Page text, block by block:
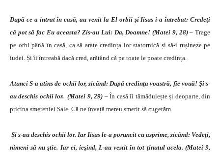
După ce a intrat în casă, au venit la El orbii şi Iisus i-a întrebat: Credeţi
că pot să fac Eu aceasta? Zis-au Lui: Da, Doamne! (Matei 9, 28)– Trage
pe orbi până în casă, ca să arate credința lor statornică și să-i rușineze pe
iudei. Și îi întreabă dacă cred, arătând că pe toate le poate credința.
Atunci S-a atins de ochii lor, zicând: După credinţa voastră, fie vouă! Şi s-
au deschis ochii lor. (Matei 9, 29) –În casă îi tămăduiește și deoparte, din
pricina smereniei Sale. Că ne învață mereu smerit să cugetăm.
Şi s-au deschis ochii lor. Iar Iisus le-a poruncit cu asprime, zicând: Vedeţi,
nimeni să nu ştie. Iar ei, ieşind, L-au vestit în tot ţinutul acela. (Matei 9,